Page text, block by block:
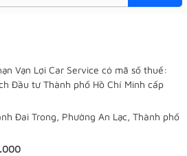
Vạn Lợi Car Service có mã số thuế:
Đầu tư Thành phố Hồ Chí Minh cấp
Đai Trong, Phường An Lạc, Thành phố